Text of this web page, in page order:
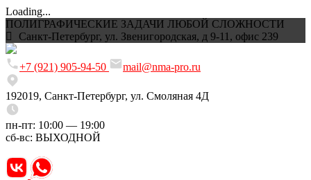
Loading...
ПОЛИГРАФИЧЕСКИЕ ЗАДАЧИ ЛЮБОЙ СЛОЖНОСТИ
Санкт-Петербург, ул. Звенигородская, д 9-11, офис 239
+7 (921) 905-94-50 mail@nma-pro.ru
192019, Санкт-Петербург, ул. Смоляная 4Д
пн-пт: 10:00 — 19:00
сб-вс: ВЫХОДНОЙ